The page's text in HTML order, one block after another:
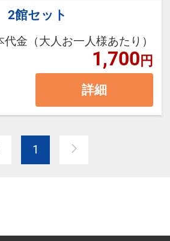
2館セット
代金（大人お一人様あたり）
1,700円
詳細
1